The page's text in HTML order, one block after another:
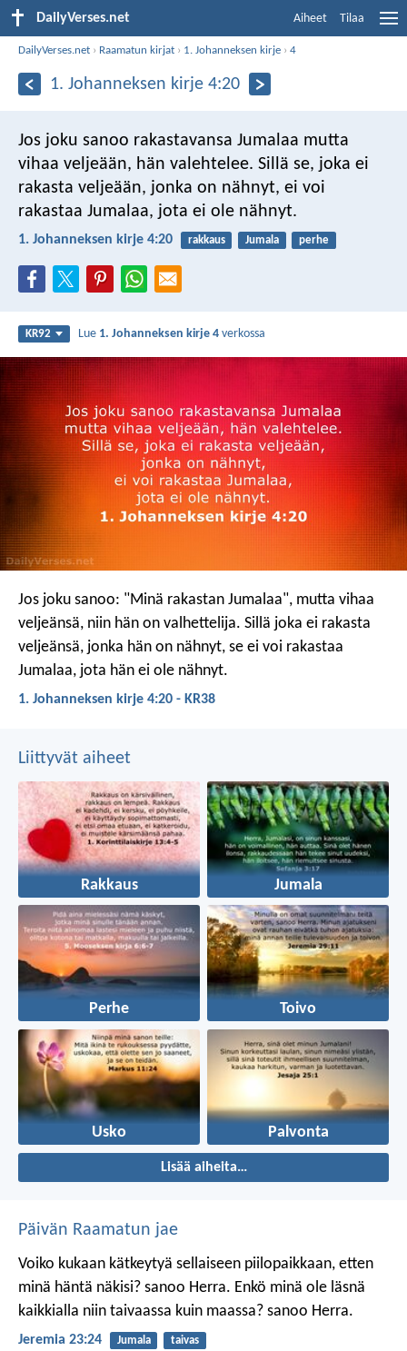
DailyVerses.net Aiheet Tilaa
DailyVerses.net › Raamatun kirjat › 1. Johanneksen kirje ›4
1. Johanneksen kirje 4:20
Jos joku sanoo rakastavansa Jumalaa mutta
vihaa veljeään, hän valehtelee. Sillä se, joka ei
rakasta veljeään, jonka on nähnyt, ei voi
rakastaa Jumalaa, jota ei ole nähnyt.
1. Johanneksen kirje 4:20 rakkaus Jumala perhe
KR92 Lue 1. Johanneksen kirje 4 verkossa
Jos joku sanoo: "Minä rakastan Jumalaa", mutta vihaa
veljeänsä, niin hän on valhettelija. Sillä joka ei rakasta
veljeänsä, jonka hän on nähnyt, se ei voi rakastaa
Jumalaa, jota hän ei ole nähnyt.
1. Johanneksen kirje 4:20 - KR38
Liittyvät aiheet
Rakkaus Jumala
Perhe Toivo
Usko Palvonta
Lisää aiheita…
Päivän Raamatun jae
Voiko kukaan kätkeytyä sellaiseen piilopaikkaan, etten
minä häntä näkisi? sanoo Herra. Enkö minä ole läsnä
kaikkialla niin taivaassa kuin maassa? sanoo Herra.
Jeremia 23:24 Jumala taivas